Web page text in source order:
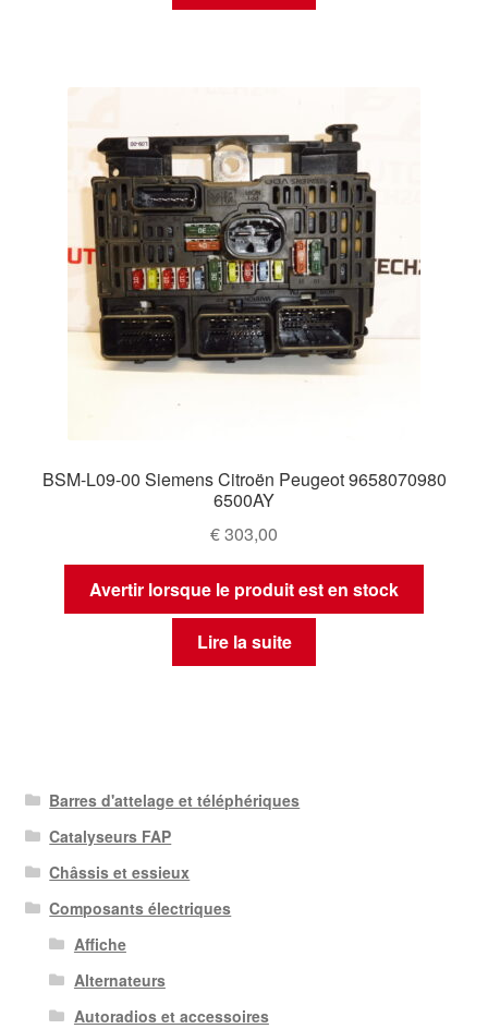
BSM-L09-00 Siemens Citroën Peugeot 9658070980
6500AY
€303,00
Avertir lorsque le produit est en stock
Lire la suite
Barres d'attelage et téléphériques
Catalyseurs FAP
Châssis et essieux
Composants électriques
Affiche
Alternateurs
Autoradios et accessoires